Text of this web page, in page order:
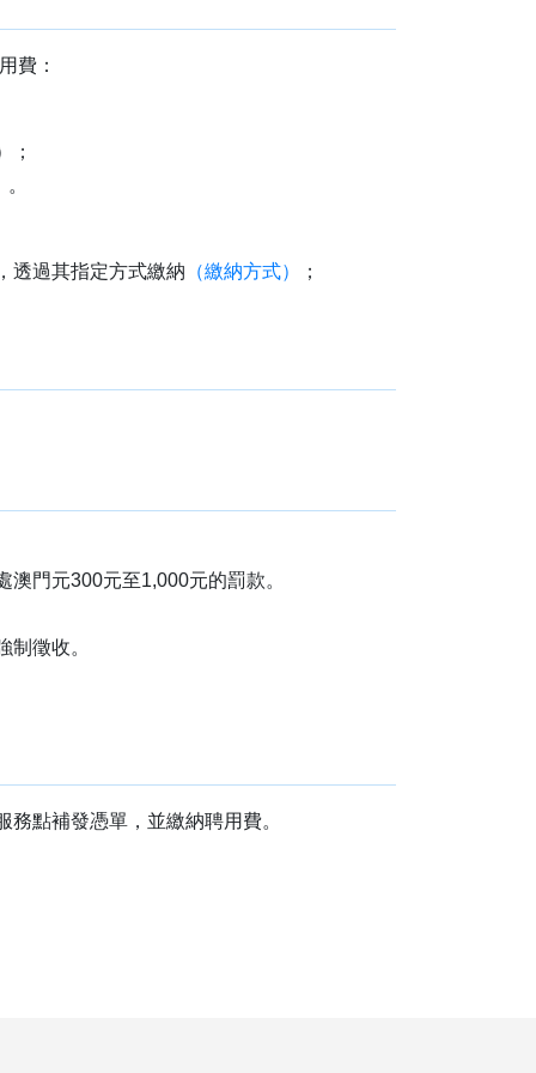
費：
；
透過其指定方式繳納 （繳納方式）
；
門元300元至1,000元的罰款。
徵收。
點補發憑單，並繳納聘用費。